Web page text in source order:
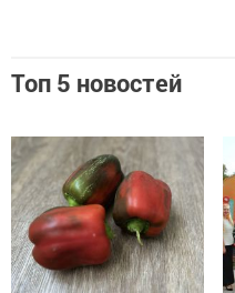
Топ 5 новостей